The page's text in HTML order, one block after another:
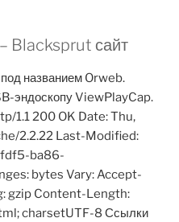
Blacksprut сайт
названием Orweb.
эндоскопу ViewPlayCap.
1.1 200 OK Date: Thu,
2.2.22 Last-Modified:
ba86-
bytes Vary: Accept-
gzip Content-Length:
charsetUTF-8 Ссылки